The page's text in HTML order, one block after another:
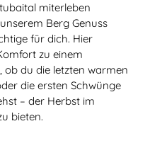
miterleben
Berg Genuss
für dich. Hier
zu einem
ob du die letzten warmen
die ersten Schwünge
– der Herbst im
bieten.